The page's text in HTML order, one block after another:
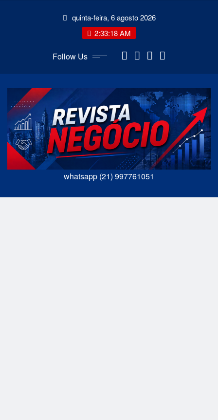
quinta-feira, 6 agosto 2026
2:33:19 AM
Follow Us
whatsapp (21) 997761051